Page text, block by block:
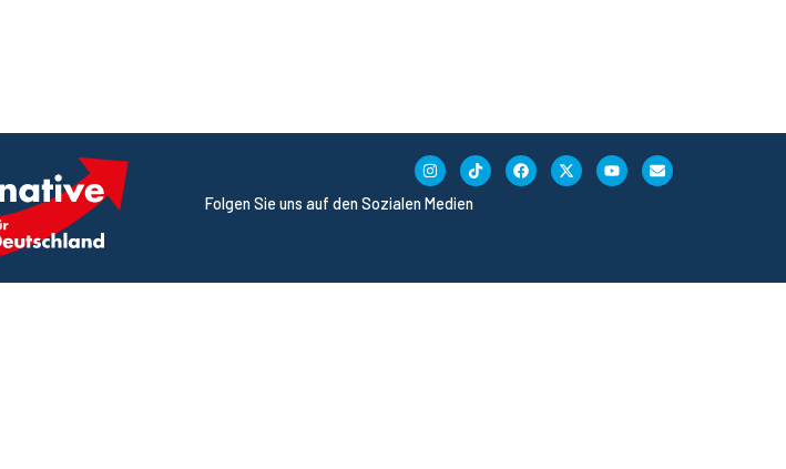
Folgen Sie uns auf den Sozialen Medien